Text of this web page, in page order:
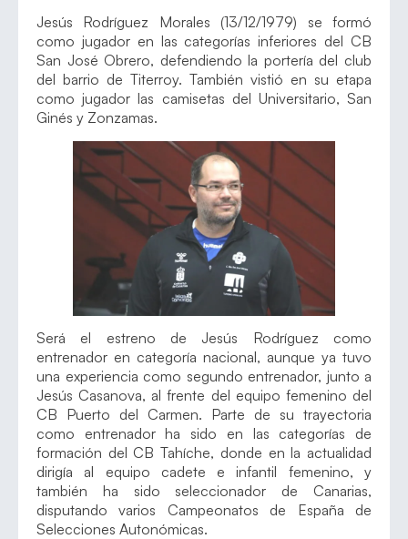
Jesús Rodríguez Morales (13/12/1979) se formó
como jugador en las categorías inferiores del CB
San José Obrero, defendiendo la portería del club
del barrio de Titerroy. También vistió en su etapa
como jugador las camisetas del Universitario, San
Ginés y Zonzamas.
Será el estreno de Jesús Rodríguez como
entrenador en categoría nacional, aunque ya tuvo
una experiencia como segundo entrenador, junto a
Jesús Casanova, al frente del equipo femenino del
CB Puerto del Carmen. Parte de su trayectoria
como entrenador ha sido en las categorías de
formación del CB Tahíche, donde en la actualidad
dirigía al equipo cadete e infantil femenino, y
también ha sido seleccionador de Canarias,
disputando varios Campeonatos de España de
Selecciones Autonómicas.